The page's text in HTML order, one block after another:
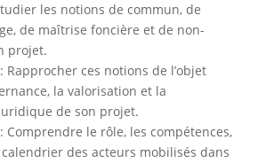
les notions de commun, de
de maîtrise foncière et de non-
projet.
: Rapprocher ces notions de l’objet
la valorisation et la
de son projet.
: Comprendre le rôle, les compétences,
des acteurs mobilisés dans